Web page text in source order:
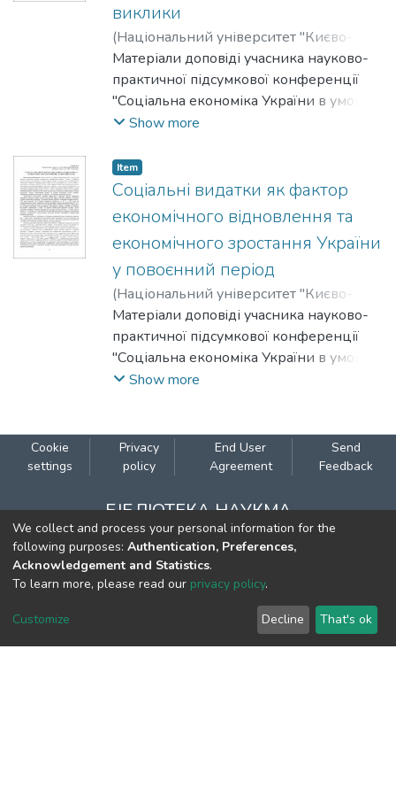
виклики
(Національний університет "Києво-
Могилянська академія",2026)Овдій,
Данило
Матеріали доповiді учасника науково-
практичної підсумкової конференції
"Соціальна економіка України в умовах
війни та повоєнного відновлення:
дисципліни "Соціальна економіка", що
відбулася 23 квітня 2026 року.
Show more
Item
Соціальні видатки як фактор
економічного відновлення та
економічного зростання України
у повоєнний період
(Національний університет "Києво-
Могилянська академія",2026)Сушко,
Марія
Матеріали доповiді учасника науково-
практичної підсумкової конференції
"Соціальна економіка України в умовах
війни та повоєнного відновлення:
відбулася 23 квітня 2026 року.
Show more
Cookie
settings
Privacy
policy
End User
Agreement
Send
Feedback
БІБЛІОТЕКА НАУКМА
Наукова бібліотека НаУКМА
ЕЛЕКТРОННИЙ КАТАЛОГ
Каталог Наукової бібліотеки НаУКМА
КОНТАКТИ
We collect and process your personal information for the
following purposes: Authentication, Preferences,
Acknowledgement and Statistics.
To learn more, please read our privacy policy.
Customize Decline That's ok